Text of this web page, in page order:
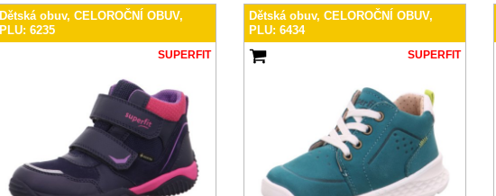
Dětská obuv, CELOROČNÍ OBUV,
PLU: 6235
SUPERFIT
Dětská obuv, CELOROČNÍ OBUV,
PLU: 6434
SUPERFIT